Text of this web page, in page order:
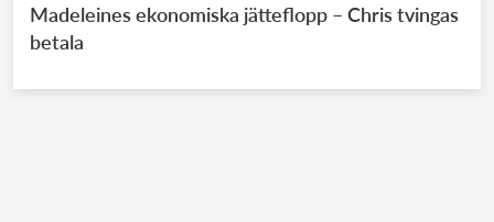
Madeleines ekonomiska jätteflopp – Chris tvingas
betala